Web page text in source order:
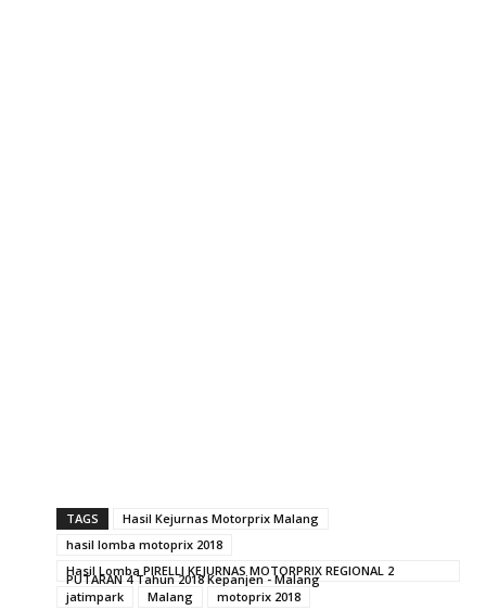
TAGS
Hasil Kejurnas Motorprix Malang
hasil lomba motoprix 2018
Hasil Lomba PIRELLI KEJURNAS MOTORPRIX REGIONAL 2
PUTARAN 4 Tahun 2018 Kepanjen - Malang
jatimpark
Malang motoprix 2018